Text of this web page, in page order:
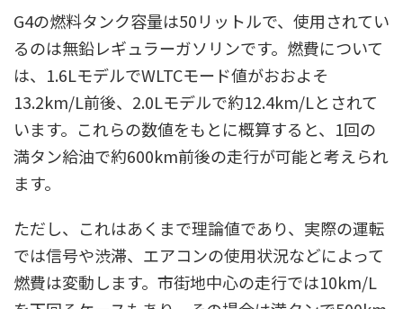
G4の燃料タンク容量は50リットルで、使用されてい
るのは無鉛レギュラーガソリンです。燃費について
は、1.6LモデルでWLTCモード値がおおよそ
13.2km/L前後、2.0Lモデルで約12.4km/Lとされて
います。これらの数値をもとに概算すると、1回の
満タン給油で約600km前後の走行が可能と考えられ
ます。
ただし、これはあくまで理論値であり、実際の運転
では信号や渋滞、エアコンの使用状況などによって
燃費は変動します。市街地中心の走行では10km/L